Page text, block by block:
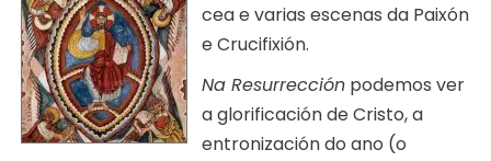
cea e varias escenas da Paixón
e Crucifixión.
Na Resurrección podemos ver
a glorificación de Cristo, a
entronización do ano (o